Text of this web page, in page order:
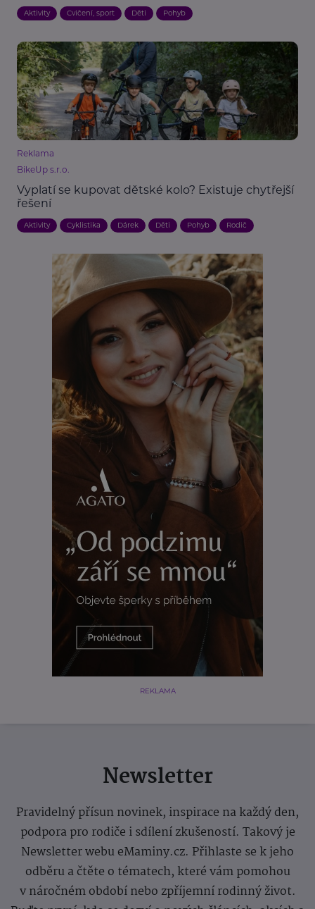
Aktivity Cvičení, sport Děti Pohyb
Reklama
BikeUp s.r.o.
Vyplatí se kupovat dětské kolo? Existuje chytřejší
řešení
Aktivity Cyklistika Dárek Děti Pohyb Rodič
REKLAMA
Newsletter
Pravidelný přísun novinek, inspirace na každý den,
podpora pro rodiče i sdílení zkušeností. Takový je
Newsletter webu eMaminy.cz. Přihlaste se k jeho
odběru a čtěte o tématech, které vám pomohou
v náročném období nebo zpříjemní rodinný život.